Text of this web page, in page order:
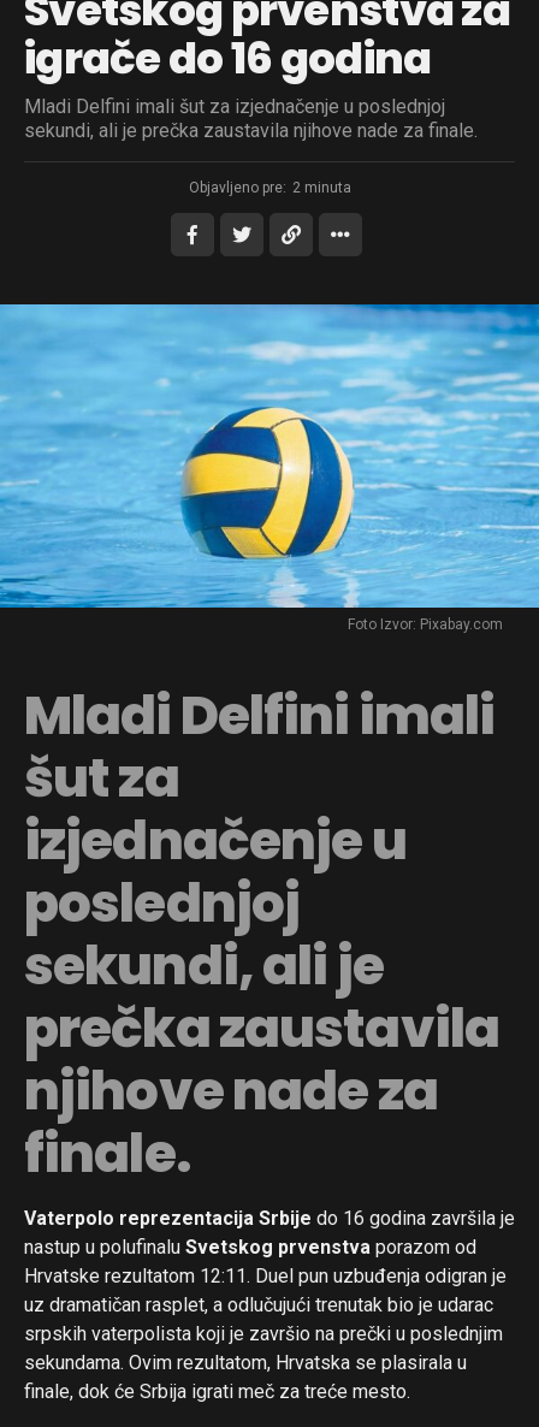
igrače do 16 godina
Mladi Delfini imali šut za izjednačenje u poslednjoj
sekundi, ali je prečka zaustavila njihove nade za finale.
Objavljeno pre: 2 minuta
Foto Izvor: Pixabay.com
Mladi Delfini imali
šut za
izjednačenje u
poslednjoj
sekundi, ali je
prečka zaustavila
njihove nade za
finale.
Vaterpolo reprezentacija Srbije do 16 godina završila je
nastup u polufinalu Svetskog prvenstva porazom od
Hrvatske rezultatom 12:11. Duel pun uzbuđenja odigran je
uz dramatičan rasplet, a odlučujući trenutak bio je udarac
srpskih vaterpolista koji je završio na prečki u poslednjim
sekundama. Ovim rezultatom, Hrvatska se plasirala u
finale, dok će Srbija igrati meč za treće mesto.